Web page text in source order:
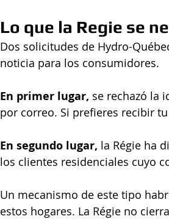
Lo que la Regie se
Dos solicitudes de Hydro-
noticia para los consumidores.
En primer lugar, se rechazó la
por correo. Si prefieres recibir
En segundo lugar, la Régie ha
los clientes residenciales cuyo
Un mecanismo de este tipo
estos hogares. La Régie no